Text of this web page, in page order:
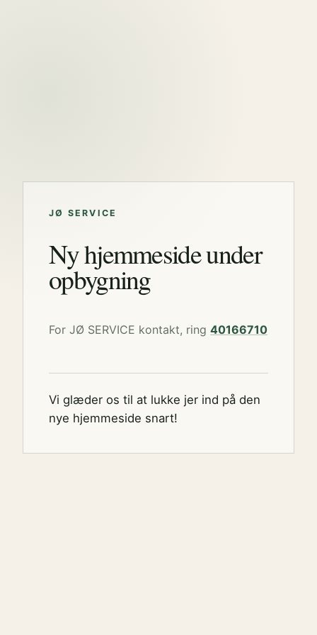
JØ SERVICE
Ny hjemmeside under
opbygning
For JØ SERVICE kontakt, ring 40166710
Vi glæder os til at lukke jer ind på den
nye hjemmeside snart!